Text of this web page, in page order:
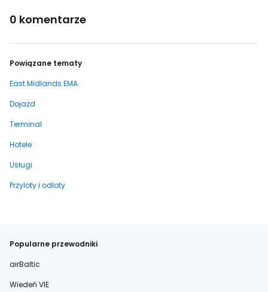
0 komentarze
Powiązane tematy
East Midlands EMA
Dojazd
Terminal
Hotele
Usługi
Przyloty i odloty
Popularne przewodniki
airBaltic
Wiedeń VIE